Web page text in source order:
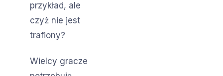
przykład, ale
czyż nie jest
trafiony?
Wielcy gracze